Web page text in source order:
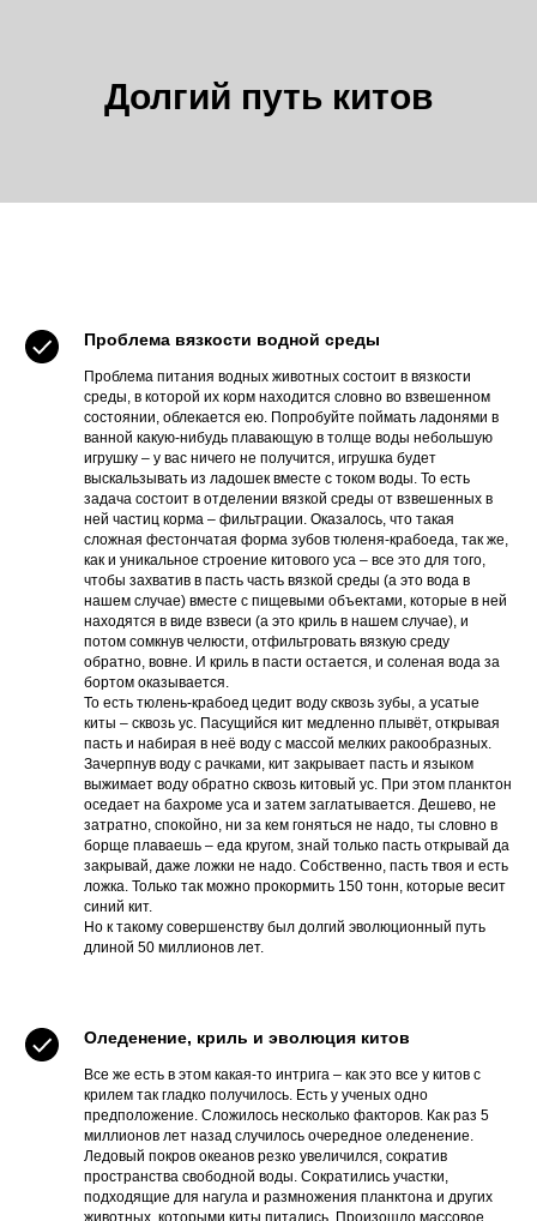
Долгий путь китов
Проблема вязкости водной среды
Проблема питания водных животных состоит в вязкости
среды, в которой их корм находится словно во взвешенном
состоянии, облекается ею. Попробуйте поймать ладонями в
ванной какую-нибудь плавающую в толще воды небольшую
игрушку – у вас ничего не получится, игрушка будет
выскальзывать из ладошек вместе с током воды. То есть
задача состоит в отделении вязкой среды от взвешенных в
ней частиц корма – фильтрации. Оказалось, что такая
сложная фестончатая форма зубов тюленя-крабоеда, так же,
как и уникальное строение китового уса – все это для того,
чтобы захватив в пасть часть вязкой среды (а это вода в
нашем случае) вместе с пищевыми объектами, которые в ней
находятся в виде взвеси (а это криль в нашем случае), и
потом сомкнув челюсти, отфильтровать вязкую среду
обратно, вовне. И криль в пасти остается, и соленая вода за
бортом оказывается.
То есть тюлень-крабоед цедит воду сквозь зубы, а усатые
киты – сквозь ус. Пасущийся кит медленно плывёт, открывая
пасть и набирая в неё воду с массой мелких ракообразных.
Зачерпнув воду с рачками, кит закрывает пасть и языком
выжимает воду обратно сквозь китовый ус. При этом планктон
оседает на бахроме уса и затем заглатывается. Дешево, не
затратно, спокойно, ни за кем гоняться не надо, ты словно в
борще плаваешь – еда кругом, знай только пасть открывай да
закрывай, даже ложки не надо. Собственно, пасть твоя и есть
ложка. Только так можно прокормить 150 тонн, которые весит
синий кит.
Но к такому совершенству был долгий эволюционный путь
длиной 50 миллионов лет.
Оледенение, криль и эволюция китов
Все же есть в этом какая-то интрига – как это все у китов с
крилем так гладко получилось. Есть у ученых одно
предположение. Сложилось несколько факторов. Как раз 5
миллионов лет назад случилось очередное оледенение.
Ледовый покров океанов резко увеличился, сократив
пространства свободной воды. Сократились участки,
подходящие для нагула и размножения планктона и других
животных, которыми киты питались. Произошло массовое